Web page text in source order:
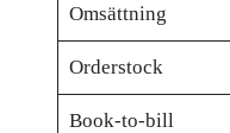
Omsättning
Orderstock
Book-to-bill